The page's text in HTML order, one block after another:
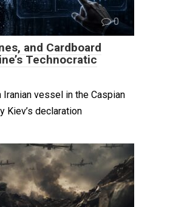
0
and Cardboard
Technocratic
Iranian vessel in the Caspian
Kiev’s declaration